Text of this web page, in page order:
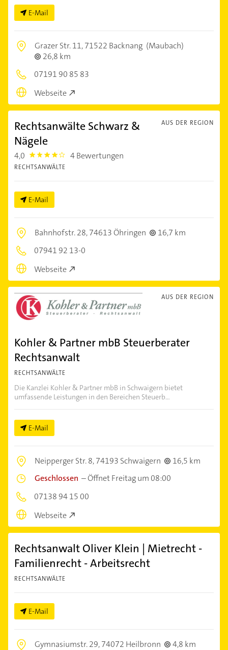
E-Mail
Grazer Str. 11,71522 Backnang (Maubach)
26,8 km
07191 90 85 83
Webseite
AUS DER REGION
Rechtsanwälte Schwarz &
Nägele
4,0 4.0 4 Bewertungen
RECHTSANWÄLTE
E-Mail
Bahnhofstr. 28,74613 Öhringen
16,7 km
07941 92 13-0
Webseite
AUS DER REGION
Kohler & Partner mbB Steuerberater
Rechtsanwalt
RECHTSANWÄLTE
Die Kanzlei Kohler & Partner mbB in Schwaigern bietet
umfassende Leistungen in den Bereichen Steuerb...
E-Mail
Neipperger Str. 8,74193 Schwaigern
16,5 km
Geschlossen –Öffnet Freitag um 08:00
07138 94 15 00
Webseite
Rechtsanwalt Oliver Klein | Mietrecht -
Familienrecht - Arbeitsrecht
RECHTSANWÄLTE
E-Mail
Gymnasiumstr. 29,74072 Heilbronn
4,8 km